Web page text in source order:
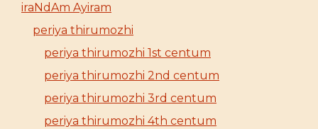
iraNdAm Ayiram
periya thirumozhi
periya thirumozhi 1st centum
periya thirumozhi 2nd centum
periya thirumozhi 3rd centum
periya thirumozhi 4th centum